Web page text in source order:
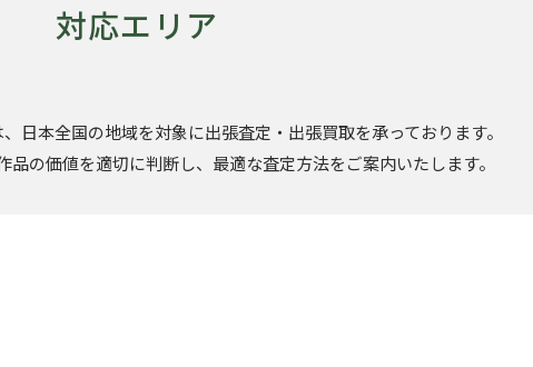
対応エリア
日本全国の地域を対象に出張査定・出張買取を承っております。
品の価値を適切に判断し、最適な査定方法をご案内いたします。